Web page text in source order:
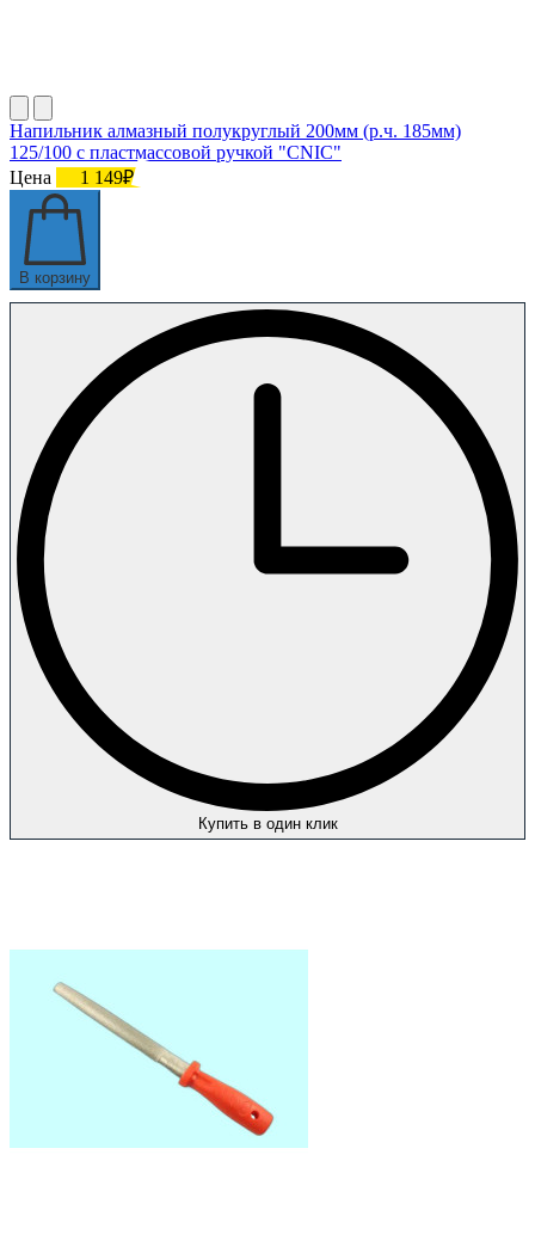
Напильник алмазный полукруглый 200мм (р.ч. 185мм)
125/100 с пластмассовой ручкой "CNIC"
Цена
1 149₽
В корзину
Купить в один клик